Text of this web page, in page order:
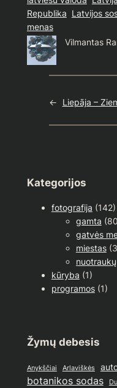
Republika Latvijos
menas
Vilmantas
← Liepāja –
Kategorijos
fotografija (142)
gamta
gatvės
miestas
kūryba (1)
programos(1)
Žymų debesis
Anykščiai Arlaviškės
botanikos sodas